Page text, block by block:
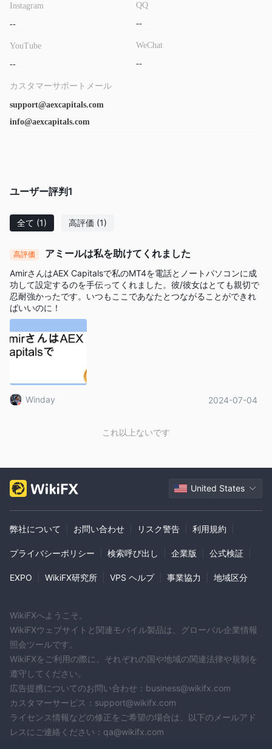
Instagram
--
YouTube
--
QQ
--
WeChat
--
カスタマーサポートメール
support@aexcapitals.com
info@aexcapitals.com
ユーザー評判1
全て (1) 高評価 (1)
高評価 アミールは私を助けてくれました
AmirさんはAEX Capitalsで私のMT4を電話とノートパソコンに成
功して設定するのを手伝ってくれました。彼/彼女はとても親切で
忍耐強かったです。いつもここであなたとつながることができれ
ばいいのに！
Winday 2024-07-04
これ以上ないです
United States
弊社について お問い合わせ リスク警告 利用規約
プライバシーポリシー 検索呼び出し 企業版 公式検証
EXPO WikiFX研究所 VPS ヘルプ 事業協力 地域区分
WikiFXへようこそ。
WikiFXウェブサイトと関連モバイル製品は、グローバル企業情報
照会ツールです。
WikiFXをご利用の際に、それぞれの国や地域の関連法律や規制を
遵守してください。
広告提携についてのお問い合わせ：business@wikifx.com
カスタマーサービス：support@wikifx.com
ライセンス情報などの修正をご希望の場合は、以下のメールアド
レスにご連絡ください：qa@wikifx.com